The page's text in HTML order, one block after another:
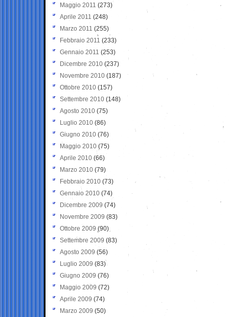
Maggio 2011 (273)
Aprile 2011 (248)
Marzo 2011 (255)
Febbraio 2011 (233)
Gennaio 2011 (253)
Dicembre 2010 (237)
Novembre 2010 (187)
Ottobre 2010 (157)
Settembre 2010 (148)
Agosto 2010 (75)
Luglio 2010 (86)
Giugno 2010 (76)
Maggio 2010 (75)
Aprile 2010 (66)
Marzo 2010 (79)
Febbraio 2010 (73)
Gennaio 2010 (74)
Dicembre 2009 (74)
Novembre 2009 (83)
Ottobre 2009 (90)
Settembre 2009 (83)
Agosto 2009 (56)
Luglio 2009 (83)
Giugno 2009 (76)
Maggio 2009 (72)
Aprile 2009 (74)
Marzo 2009 (50)